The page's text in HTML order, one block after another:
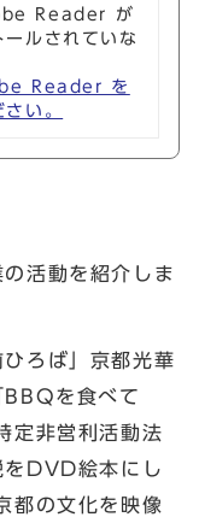
Reader が
ルされていな
Reader を
い。
活動を紹介しま
ひろば」京都光華
BBQを食べて
定非営利活動法
をDVD絵本にし
都の文化を映像